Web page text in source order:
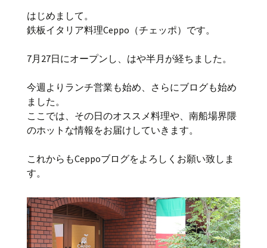
はじめまして。
鉄板イタリア料理Ceppo（チェッポ）です。
7月27日にオープンし、はや半月が経ちました。
今週よりランチ営業も始め、さらにブログも始め
ました。
ここでは、その日のオススメ料理や、南船場界隈
のホットな情報をお届けしていきます。
これからもCeppoブログをよろしくお願い致しま
す。